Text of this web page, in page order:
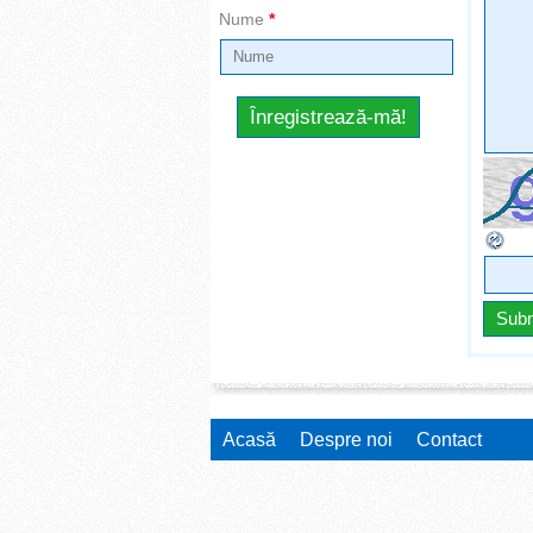
Nume *
Acasă Despre noi Contact